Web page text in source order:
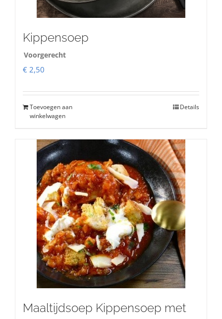
Kippensoep
Voorgerecht
€ 2,50
Toevoegen aan
winkelwagen
Details
Maaltijdsoep Kippensoep met